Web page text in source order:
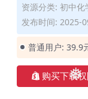
资源分类: 初中化
发布时间: 2025-
普通用户: 39.9
购买下载权